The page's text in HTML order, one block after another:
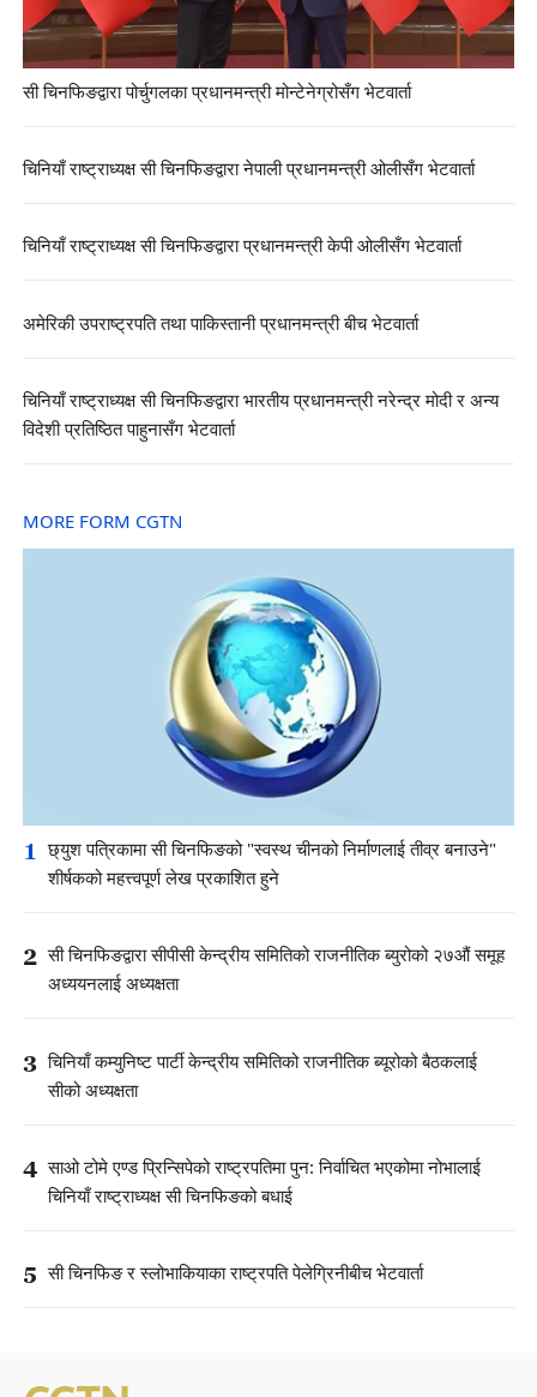
सी चिनफिङद्वारा पोर्चुगलका प्रधानमन्त्री मोन्टेनेग्रोसँग भेटवार्ता
चिनियाँ राष्ट्राध्यक्ष सी चिनफिङद्वारा नेपाली प्रधानमन्त्री ओलीसँग भेटवार्ता
चिनियाँ राष्ट्राध्यक्ष सी चिनफिङद्वारा प्रधानमन्त्री केपी ओलीसँग भेटवार्ता
अमेरिकी उपराष्ट्रपति तथा पाकिस्तानी प्रधानमन्त्री बीच भेटवार्ता
चिनियाँ राष्ट्राध्यक्ष सी चिनफिङद्वारा भारतीय प्रधानमन्त्री नरेन्द्र मोदी र अन्य
विदेशी प्रतिष्ठित पाहुनासँग भेटवार्ता
MORE FORM CGTN
1 छ्युश पत्रिकामा सी चिनफिङको "स्वस्थ चीनको निर्माणलाई तीव्र बनाउने"
शीर्षकको महत्त्वपूर्ण लेख प्रकाशित हुने
2 सी चिनफिङद्वारा सीपीसी केन्द्रीय समितिको राजनीतिक ब्युरोको २७औं समूह
अध्ययनलाई अध्यक्षता
3 चिनियाँ कम्युनिष्ट पार्टी केन्द्रीय समितिको राजनीतिक ब्यूरोको बैठकलाई
सीको अध्यक्षता
4 साओ टोमे एण्ड प्रिन्सिपेको राष्ट्रपतिमा पुन: निर्वाचित भएकोमा नोभालाई
चिनियाँ राष्ट्राध्यक्ष सी चिनफिङको बधाई
5 सी चिनफिङ र स्लोभाकियाका राष्ट्रपति पेलेग्रिनीबीच भेटवार्ता